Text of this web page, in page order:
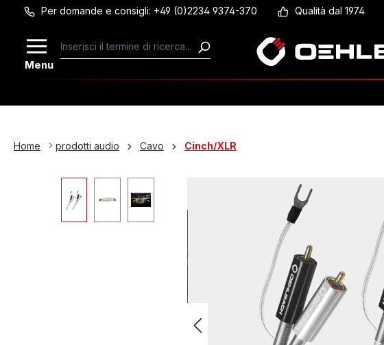
Passa al contenuto principale
Per domande e consigli: +49 (0)2234 9374-370 Qualità dal 1974
Menu
Home prodotti audio Cavo Cinch/XLR